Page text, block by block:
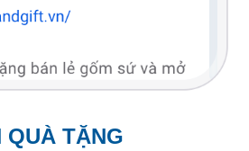
QUÀ TẶNG